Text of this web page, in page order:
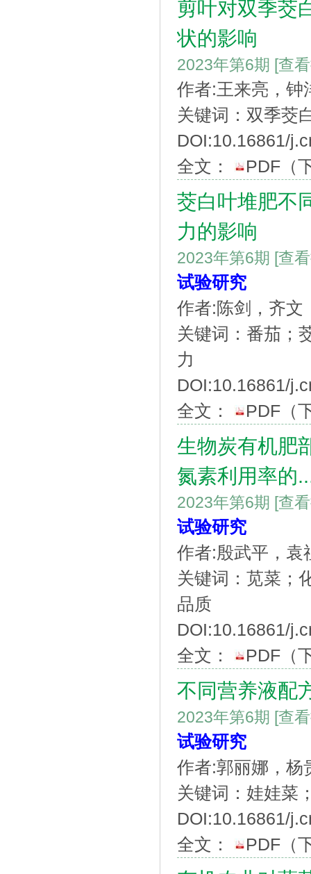
剪叶对双季茭
状的影响
2023年第6期 [查
作者:王来亮，钟
关键词：双季茭
DOI:10.16861/
全文：
PDF （
茭白叶堆肥不
力的影响
2023年第6期 [查
试验研究
作者:陈剑，齐文
关键词：番茄；
力
DOI:10.16861/
全文：
PDF （
生物炭有机肥
氮素利用率的
2023年第6期 [查
试验研究
作者:殷武平，袁
关键词：苋菜；
品质
DOI:10.16861/
全文：
PDF （
不同营养液配
2023年第6期 [查
试验研究
作者:郭丽娜，杨
关键词：娃娃菜
DOI:10.16861/
全文：
PDF （